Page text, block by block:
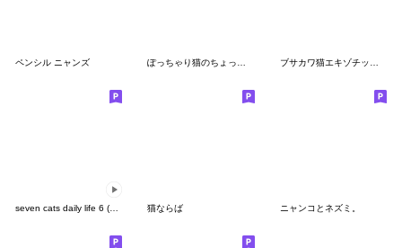
ペンシル ニャンズ ぽっちゃり猫のちょっとだけ丁寧語 ブサカワ猫エキゾチックの毎日【5】グルメ
猫ならば ニャンコとネズミ。